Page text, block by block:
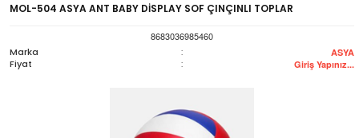
MOL-504 ASYA ANT BABY DİSPLAY SOF ÇINÇINLI TOPLAR
8683036985460
Marka
: ASYA
Fiyat : Giriş Yapınız...